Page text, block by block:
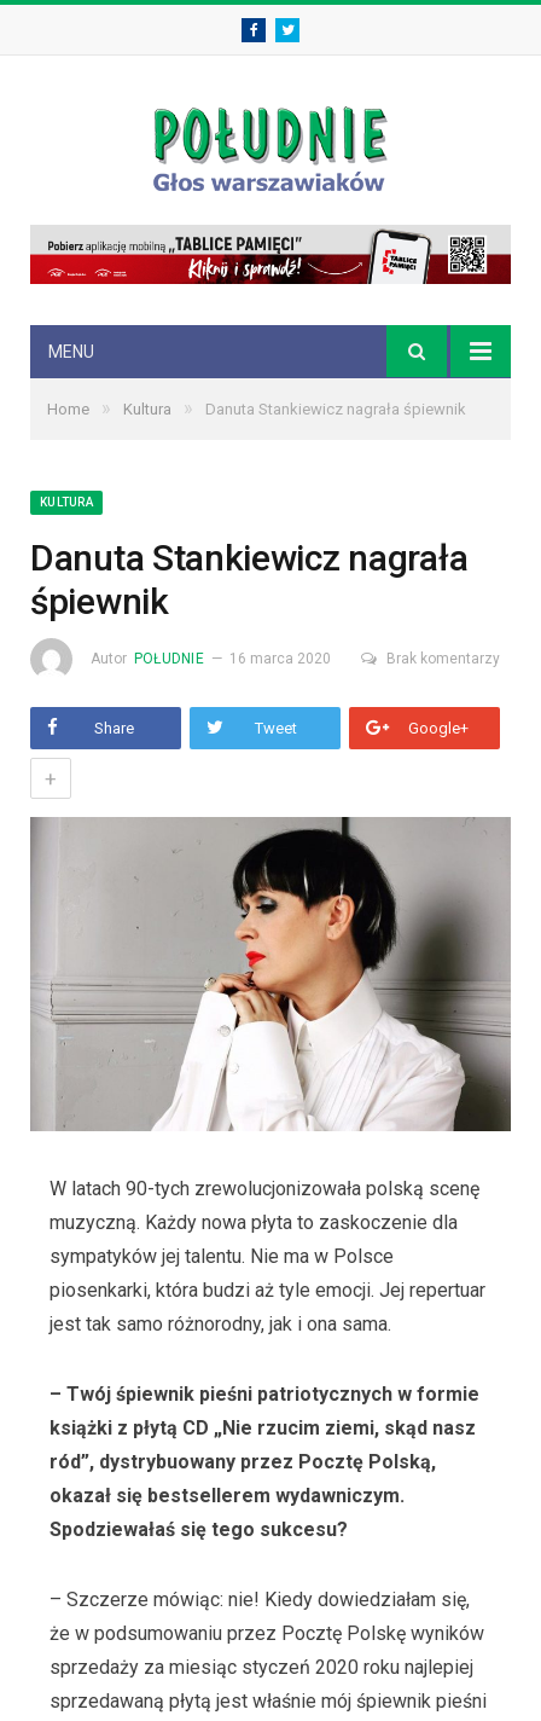
FacebookTwitter
MENU
Home » Kultura » Danuta Stankiewicz nagrała śpiewnik
KULTURA
Danuta Stankiewicz nagrała
śpiewnik
Autor POŁUDNIE 16 marca 2020 Brak komentarzy
Share Tweet Google+
+
W latach 90-tych zrewolucjonizowała polską scenę
muzyczną. Każdy nowa płyta to zaskoczenie dla
sympatyków jej talentu. Nie ma w Polsce
piosenkarki, która budzi aż tyle emocji. Jej repertuar
jest tak samo różnorodny, jak i ona sama.
– Twój śpiewnik pieśni patriotycznych w formie
książki z płytą CD „Nie rzucim ziemi, skąd nasz
ród”, dystrybuowany przez Pocztę Polską,
okazał się bestsellerem wydawniczym.
Spodziewałaś się tego sukcesu?
– Szczerze mówiąc: nie! Kiedy dowiedziałam się,
że w podsumowaniu przez Pocztę Polskę wyników
sprzedaży za miesiąc styczeń 2020 roku najlepiej
sprzedawaną płytą jest właśnie mój śpiewnik pieśni